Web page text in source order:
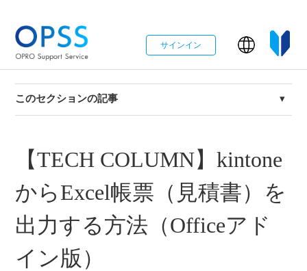
サインイン
このセクションの記事
Excel出力
【TECH COLUMN】Connector for kintoneを利用した
Word出力
【TECH COLUMN】kintoneからExcel帳票（見積書）を
出力する方法（Officeアドイン版）
【TECH COLUMN】kintone
からExcel帳票（見積書）を
出力する方法（Officeアド
イン版）